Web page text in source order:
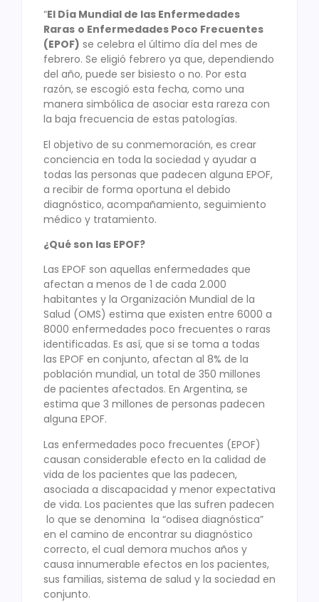
“El Día Mundial de las Enfermedades
Raras o Enfermedades Poco Frecuentes
(EPOF) se celebra el último día del mes de
febrero. Se eligió febrero ya que, dependiendo
del año, puede ser bisiesto o no. Por esta
razón, se escogió esta fecha, como una
manera simbólica de asociar esta rareza con
la baja frecuencia de estas patologías.
El objetivo de su conmemoración, es crear
conciencia en toda la sociedad y ayudar a
todas las personas que padecen alguna EPOF,
a recibir de forma oportuna el debido
diagnóstico, acompañamiento, seguimiento
médico y tratamiento.
¿Qué son las EPOF?
Las EPOF son aquellas enfermedades que
afectan a menos de 1 de cada 2.000
habitantes y la Organización Mundial de la
Salud (OMS) estima que existen entre 6000 a
8000 enfermedades poco frecuentes o raras
identificadas. Es así, que si se toma a todas
las EPOF en conjunto, afectan al 8% de la
población mundial, un total de 350 millones
de pacientes afectados. En Argentina, se
estima que 3 millones de personas padecen
alguna EPOF.
Las enfermedades poco frecuentes (EPOF)
causan considerable efecto en la calidad de
vida de los pacientes que las padecen,
asociada a discapacidad y menor expectativa
de vida. Los pacientes que las sufren padecen
lo que se denomina la “odisea diagnóstica”
en el camino de encontrar su diagnóstico
correcto, el cual demora muchos años y
causa innumerable efectos en los pacientes,
sus familias, sistema de salud y la sociedad en
conjunto.